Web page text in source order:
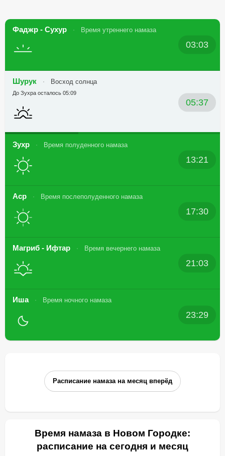
Фаджр - Сухур Время утреннего намаза
03:03
Шурук Восход солнца
05:37
До Зухра осталось 05:09
Зухр Время полуденного намаза
13:21
Аср Время послеполуденного намаза
17:30
Магриб - Ифтар Время вечернего намаза
21:03
Иша Время ночного намаза
23:29
Расписание намаза на месяц вперёд
Время намаза в Новом Городке:
расписание на сегодня и месяц